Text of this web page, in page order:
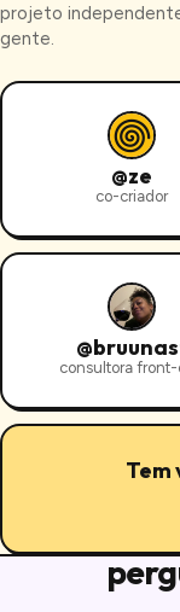
projeto
gente.
@ze
co-criador
@
consultora front-
Tem